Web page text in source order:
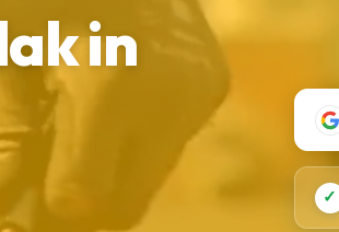
in
✓